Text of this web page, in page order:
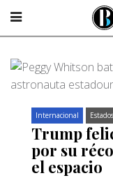
Internacional
Trump
por su
el espacio